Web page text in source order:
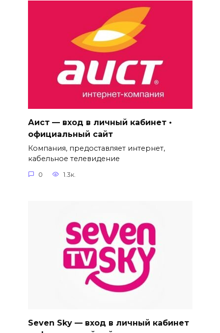
Аист — вход в личный кабинет •
официальный сайт
Компания, предоставляет интернет,
кабельное телевидение
0 1.3к.
Seven Sky — вход в личный кабинет